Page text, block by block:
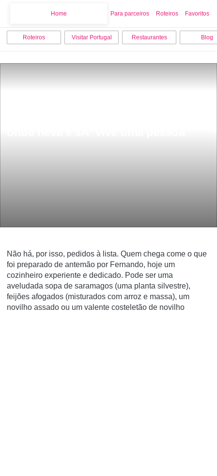
Home Para parceiros Roteiros Favoritos
Roteiros Visitar Portugal Restaurantes Blog
Não há, por isso, pedidos à lista. Quem chega come o que
foi preparado de antemão por Fernando, hoje um
cozinheiro experiente e dedicado. Pode ser uma
aveludada sopa de saramagos (uma planta silvestre),
feijões afogados (misturados com arroz e massa), um
novilho assado ou um valente costeletão de novilho